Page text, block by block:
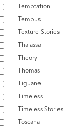
Temptation
Tempus
Texture Stories
Thalassa
Theory
Thomas
Tiguane
Timeless
Timeless Stories
Toscana